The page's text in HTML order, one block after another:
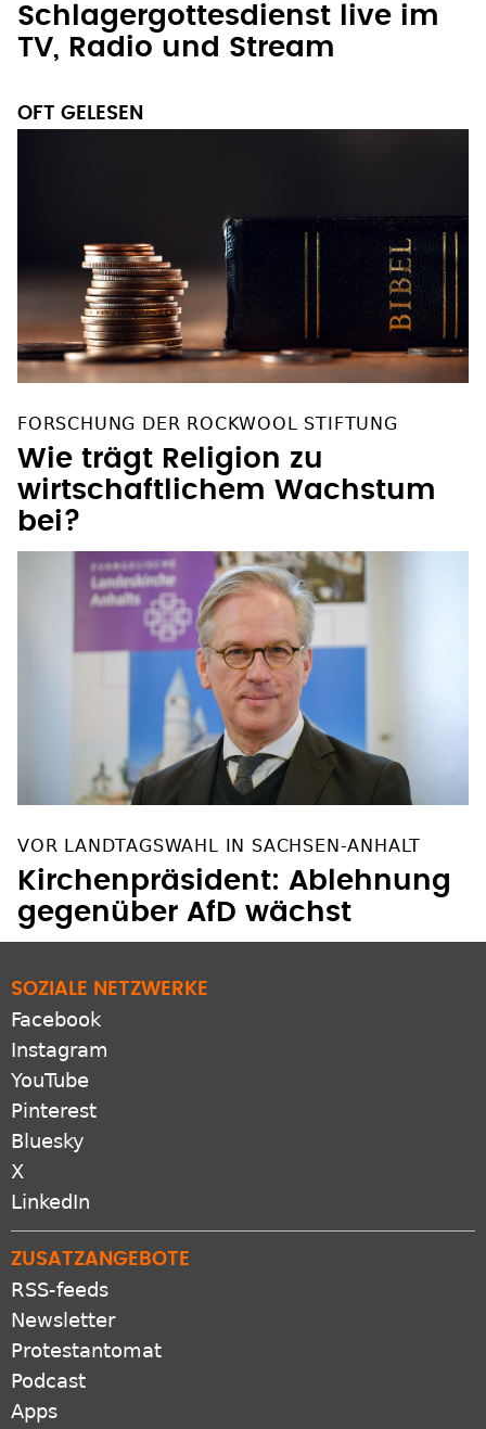
Schlagergottesdienst live im
TV, Radio und Stream
OFT GELESEN
FORSCHUNG DER ROCKWOOL STIFTUNG
Wie trägt Religion zu
wirtschaftlichem Wachstum
bei?
VOR LANDTAGSWAHL IN SACHSEN-ANHALT
Kirchenpräsident: Ablehnung
gegenüber AfD wächst
SOZIALE NETZWERKE
Facebook
Instagram
YouTube
Pinterest
Bluesky
X
LinkedIn
ZUSATZANGEBOTE
RSS-feeds
Newsletter
Protestantomat
Podcast
Apps